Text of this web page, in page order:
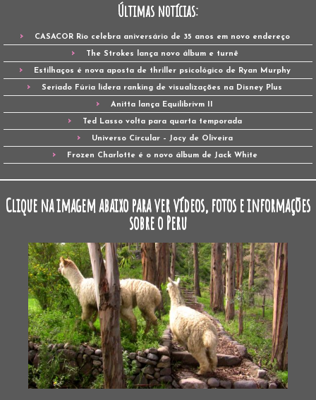
Últimas notícias:
CASACOR Rio celebra aniversário de 35 anos em novo endereço
The Strokes lança novo álbum e turnê
Estilhaços é nova aposta de thriller psicológico de Ryan Murphy
Seriado Fúria lidera ranking de visualizações na Disney Plus
Anitta lança Equilibrivm II
Ted Lasso volta para quarta temporada
Universo Circular – Jocy de Oliveira
Frozen Charlotte é o novo álbum de Jack White
Clique na imagem abaixo para ver vídeos, fotos e informações
sobre o Peru